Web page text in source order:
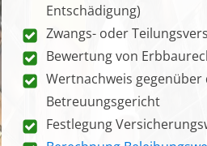
Entschädigung)
Zwangs- oder
Bewertung von
Wertnachweis gegenüber
Betreuungsgericht
Festlegung